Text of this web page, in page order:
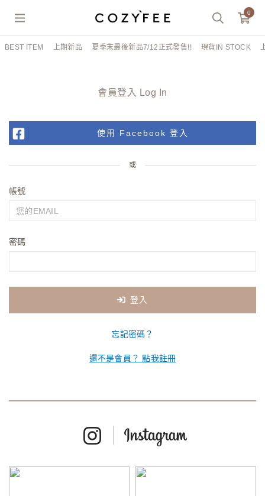
0
BEST ITEM 上期新品 夏季末最後新品7/12正式發售!! 現貨IN STOCK
會員登入 Log In
使用 Facebook 登入
或
帳號
密碼
登入
忘記密碼？
還不是會員？ 點我註冊